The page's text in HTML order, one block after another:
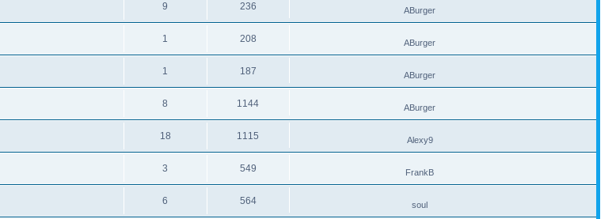
9 236 ABurger
1 208 ABurger
1 187 ABurger
8 1144 ABurger
18 1115 Alexy9
3 549 FrankB
6 564 soul